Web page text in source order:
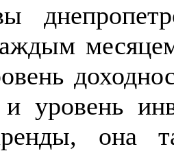
уровень
она